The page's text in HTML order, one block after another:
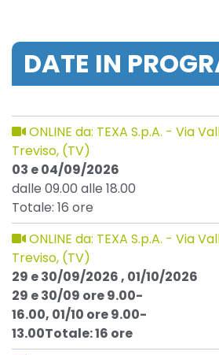
DATE IN
ONLINE da: TEXA S.p.A. - Via
Treviso, (TV)
03 e 04/09/2026
dalle 09.00 alle 18.00
Totale: 16 ore
ONLINE da: TEXA S.p.A. - Via
Treviso, (TV)
29 e 30/09/2026 , 01/10/2026
29 e 30/09 ore 9.00-
16.00, 01/10 ore 9.00-
13.00Totale: 16 ore